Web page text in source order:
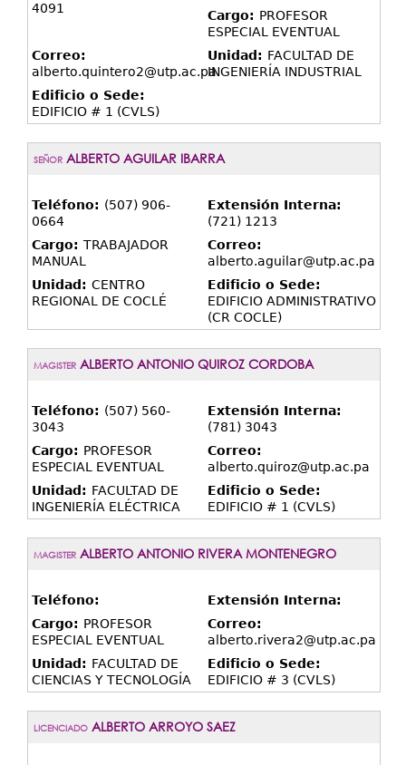
4091
Cargo: PROFESOR
ESPECIAL EVENTUAL
Correo:
alberto.quintero2@utp.ac.pa
Unidad: FACULTAD DE
INGENIERÍA INDUSTRIAL
Edificio o Sede:
EDIFICIO # 1 (CVLS)
SEÑOR ALBERTO AGUILAR IBARRA
Teléfono: (507) 906-
0664
Extensión Interna:
(721) 1213
Cargo: TRABAJADOR
MANUAL
Correo:
alberto.aguilar@utp.ac.pa
Unidad: CENTRO
REGIONAL DE COCLÉ
Edificio o Sede:
EDIFICIO ADMINISTRATIVO
(CR COCLE)
MAGISTER ALBERTO ANTONIO QUIROZ CORDOBA
Teléfono: (507) 560-
3043
Extensión Interna:
(781) 3043
Cargo: PROFESOR
ESPECIAL EVENTUAL
Correo:
alberto.quiroz@utp.ac.pa
Unidad: FACULTAD DE
INGENIERÍA ELÉCTRICA
Edificio o Sede:
EDIFICIO # 1 (CVLS)
MAGISTER ALBERTO ANTONIO RIVERA MONTENEGRO
Teléfono:
Extensión Interna:
Cargo: PROFESOR
ESPECIAL EVENTUAL
Correo:
alberto.rivera2@utp.ac.pa
Unidad: FACULTAD DE
CIENCIAS Y TECNOLOGÍA
Edificio o Sede:
EDIFICIO # 3 (CVLS)
LICENCIADO ALBERTO ARROYO SAEZ